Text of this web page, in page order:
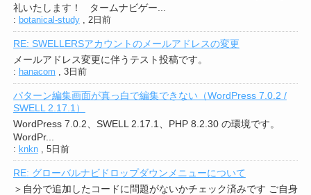
礼いたします！ タームナビゲー...
: botanical-study, 2日前
RE: SWELLERSアカウントのメールアドレスの変更
メールアドレス変更に伴うテスト投稿です。
: hanacom 3日前
パターン編集画面が真っ白で編集できない（WordPress 7.0.2 /
SWELL 2.17.1）
WordPress 7.0.2、SWELL 2.17.1、PHP 8.2.30 の環境です。
WordPr...
: knkn, 5日前
RE: グローバルナビドロップダウンメニューについて
＞自分で追加したコードに問題がないかチェック済みです ご自身